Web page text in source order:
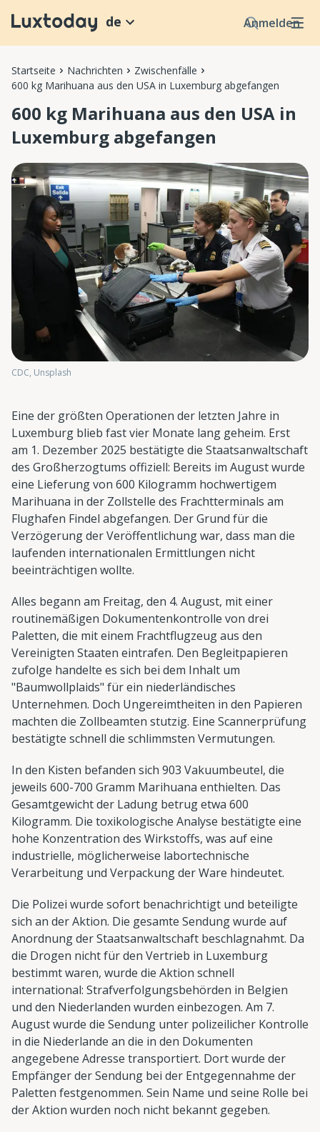
Anmelden
de
Startseite Nachrichten
Zwischenfälle
600 kg Marihuana aus den USA in Luxemburg abgefangen
600 kg Marihuana aus den USA in
Luxemburg abgefangen
CDC, Unsplash
Eine der größten Operationen der letzten Jahre in
Luxemburg blieb fast vier Monate lang geheim. Erst
am 1. Dezember 2025 bestätigte die Staatsanwaltschaft
des Großherzogtums offiziell: Bereits im August wurde
eine Lieferung von 600 Kilogramm hochwertigem
Marihuana in der Zollstelle des Frachtterminals am
Flughafen Findel abgefangen. Der Grund für die
Verzögerung der Veröffentlichung war, dass man die
laufenden internationalen Ermittlungen nicht
beeinträchtigen wollte.
Alles begann am Freitag, den 4. August, mit einer
routinemäßigen Dokumentenkontrolle von drei
Paletten, die mit einem Frachtflugzeug aus den
Vereinigten Staaten eintrafen. Den Begleitpapieren
zufolge handelte es sich bei dem Inhalt um
"Baumwollplaids" für ein niederländisches
Unternehmen. Doch Ungereimtheiten in den Papieren
machten die Zollbeamten stutzig. Eine Scannerprüfung
bestätigte schnell die schlimmsten Vermutungen.
In den Kisten befanden sich 903 Vakuumbeutel, die
jeweils 600-700 Gramm Marihuana enthielten. Das
Gesamtgewicht der Ladung betrug etwa 600
Kilogramm. Die toxikologische Analyse bestätigte eine
hohe Konzentration des Wirkstoffs, was auf eine
industrielle, möglicherweise labortechnische
Verarbeitung und Verpackung der Ware hindeutet.
Die Polizei wurde sofort benachrichtigt und beteiligte
sich an der Aktion. Die gesamte Sendung wurde auf
Anordnung der Staatsanwaltschaft beschlagnahmt. Da
die Drogen nicht für den Vertrieb in Luxemburg
bestimmt waren, wurde die Aktion schnell
international: Strafverfolgungsbehörden in Belgien
und den Niederlanden wurden einbezogen. Am 7.
August wurde die Sendung unter polizeilicher Kontrolle
in die Niederlande an die in den Dokumenten
angegebene Adresse transportiert. Dort wurde der
Empfänger der Sendung bei der Entgegennahme der
Paletten festgenommen. Sein Name und seine Rolle bei
der Aktion wurden noch nicht bekannt gegeben.